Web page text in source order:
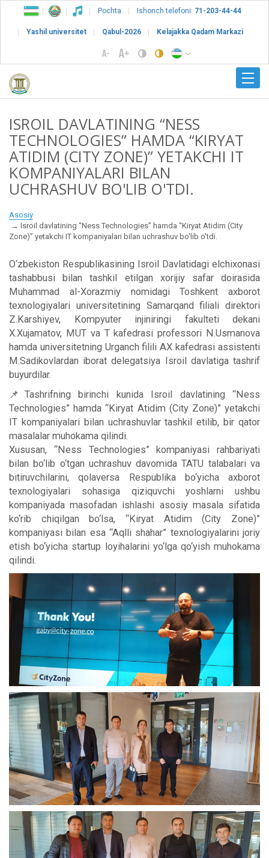
Pochta Ishonch telefoni: 71-203-44-44
Yashil universitet Qabul-2026 Kelajakka Qadam Markazi
ISROIL DAVLATINING “NESS
TECHNOLOGIES” HAMDA “KIRYAT
ATIDIM (CITY ZONE)” YETAKCHI IT
KOMPANIYALARI BILAN
UCHRASHUV BO'LIB O'TDI.
Asosiy
Isroil davlatining “Ness Technologies” hamda “Kiryat Atidim (City
Zone)” yetakchi IT kompaniyalari bilan uchrashuv bo'lib o'tdi.
O‘zbekiston Respublikasining Isroil Davlatidagi elchixonasi
tashabbusi bilan tashkil etilgan xorijiy safar doirasida
Muhammad al-Xorazmiy nomidagi Toshkent axborot
texnologiyalari universitetining Samarqand filiali direktori
Z.Karshiyev, Kompyuter injiniringi fakulteti dekani
X.Xujamatov, MUT va T kafedrasi professori N.Usmanova
hamda universitetning Urganch filili AX kafedrasi assistenti
M.Sadikovlardan iborat delegatsiya Isroil davlatiga tashrif
buyurdilar.
📌Tashrifning birinchi kunida Isroil davlatining “Ness
Technologies” hamda “Kiryat Atidim (City Zone)” yetakchi
IT kompaniyalari bilan uchrashuvlar tashkil etilib, bir qator
masalalar muhokama qilindi.
Xususan, “Ness Technologies” kompaniyasi rahbariyati
bilan bo‘lib o‘tgan uchrashuv davomida TATU talabalari va
bitiruvchilarini, qolaversa Respublika bo‘yicha axborot
texnologiyalari sohasiga qiziquvchi yoshlarni ushbu
kompaniyada masofadan ishlashi asosiy masala sifatida
ko‘rib chiqilgan bo‘lsa, “Kiryat Atidim (City Zone)”
kompaniyasi bilan esa “Aqlli shahar” texnologiyalarini joriy
etish bo‘yicha startup loyihalarini yo‘lga qo‘yish muhokama
qilindi.